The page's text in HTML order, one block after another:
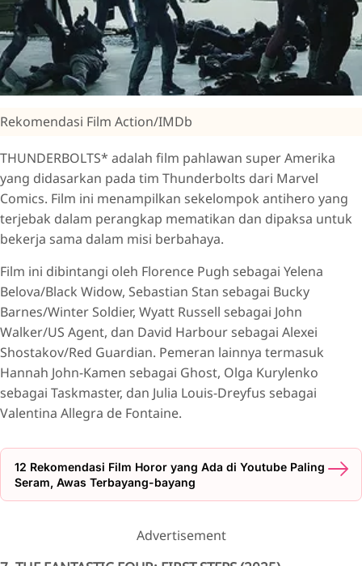
Rekomendasi Film Action/IMDb
THUNDERBOLTS* adalah film pahlawan super Amerika
yang didasarkan pada tim Thunderbolts dari Marvel
Comics. Film ini menampilkan sekelompok antihero yang
terjebak dalam perangkap mematikan dan dipaksa untuk
bekerja sama dalam misi berbahaya.
Film ini dibintangi oleh Florence Pugh sebagai Yelena
Belova/Black Widow, Sebastian Stan sebagai Bucky
Barnes/Winter Soldier, Wyatt Russell sebagai John
Walker/US Agent, dan David Harbour sebagai Alexei
Shostakov/Red Guardian. Pemeran lainnya termasuk
Hannah John-Kamen sebagai Ghost, Olga Kurylenko
sebagai Taskmaster, dan Julia Louis-Dreyfus sebagai
Valentina Allegra de Fontaine.
12 Rekomendasi Film Horor yang Ada di Youtube Paling
Seram, Awas Terbayang-bayang
Advertisement